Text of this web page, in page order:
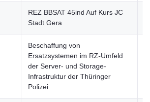
REZ BBSAT 45ind Auf Kurs JC
Stadt Gera
Beschaffung von
Ersatzsystemen im RZ-Umfeld
der Server- und Storage-
Infrastruktur der Thüringer
Polizei